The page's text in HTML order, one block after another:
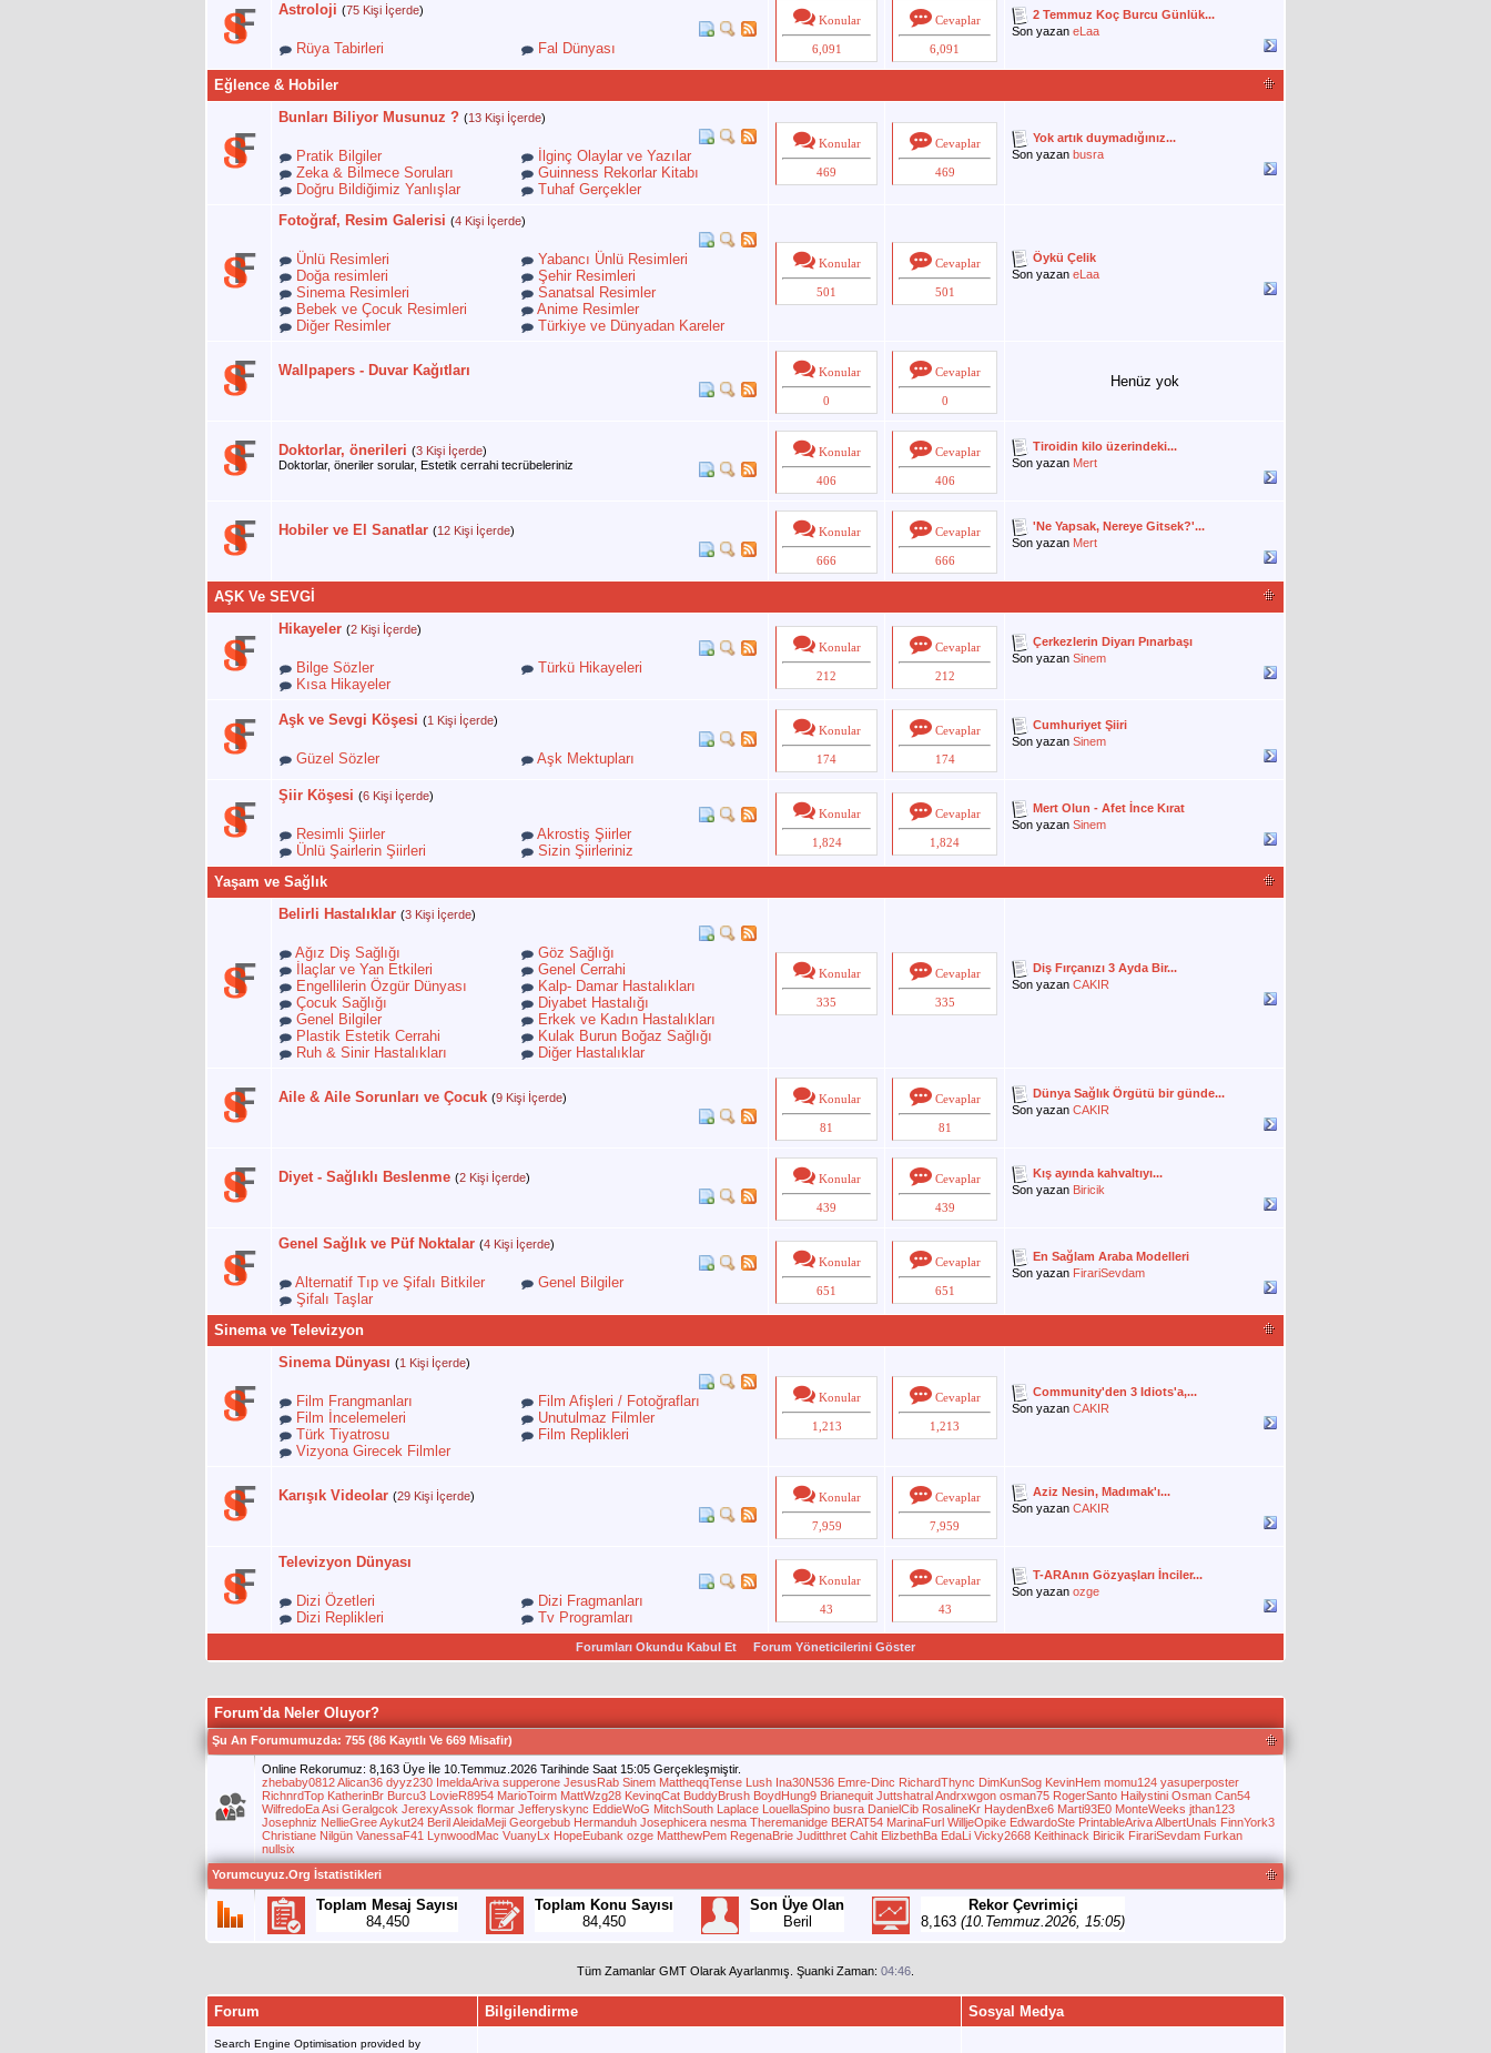
Astroloji (75 Kişi İçerde)
Rüya Tabirleri Fal Dünyası
Konular
6,091
Cevaplar
6,091
2 Temmuz Koç Burcu Günlük...
Son yazan eLaa
Eğlence & Hobiler
Bunları Biliyor Musunuz ? (13 Kişi İçerde)
Pratik Bilgiler
İlginç Olaylar ve Yazılar
Zeka & Bilmece Soruları
Guinness Rekorlar Kitabı
Doğru Bildiğimiz Yanlışlar
Tuhaf Gerçekler
Konular
469
Cevaplar
469
Yok artık duymadığınız...
Son yazan busra
Fotoğraf, Resim Galerisi (4 Kişi İçerde)
Ünlü Resimleri
Yabancı Ünlü Resimleri
Doğa resimleri
Şehir Resimleri
Sinema Resimleri
Sanatsal Resimler
Bebek ve Çocuk Resimleri
Anime Resimler
Diğer Resimler
Türkiye ve Dünyadan Kareler
Konular
501
Cevaplar
501
Öykü Çelik
Son yazan eLaa
Wallpapers - Duvar Kağıtları Konular
0
Cevaplar
0
Henüz yok
Doktorlar, önerileri (3 Kişi İçerde)
Doktorlar, öneriler sorular, Estetik cerrahi tecrübeleriniz
Konular
406
Cevaplar
406
Tiroidin kilo üzerindeki...
Son yazan Mert
Hobiler ve El Sanatlar (12 Kişi İçerde) Konular
666
Cevaplar
666
'Ne Yapsak, Nereye Gitsek?'...
Son yazan Mert
AŞK Ve SEVGİ
Hikayeler (2 Kişi İçerde)
Bilge Sözler
Türkü Hikayeleri
Kısa Hikayeler
Konular
212
Cevaplar
212
Çerkezlerin Diyarı Pınarbaşı
Son yazan Sinem
Aşk ve Sevgi Köşesi (1 Kişi İçerde)
Güzel Sözler Aşk Mektupları
Konular
174
Cevaplar
174
Cumhuriyet Şiiri
Son yazan Sinem
Şiir Köşesi (6 Kişi İçerde)
Resimli Şiirler
Akrostiş Şiirler
Ünlü Şairlerin Şiirleri
Sizin Şiirleriniz
Konular
1,824
Cevaplar
1,824
Mert Olun - Afet İnce Kırat
Son yazan Sinem
Yaşam ve Sağlık
Belirli Hastalıklar (3 Kişi İçerde)
Ağız Diş Sağlığı
Göz Sağlığı
İlaçlar ve Yan Etkileri
Genel Cerrahi
Engellilerin Özgür Dünyası
Kalp- Damar Hastalıkları
Çocuk Sağlığı
Diyabet Hastalığı
Genel Bilgiler
Erkek ve Kadın Hastalıkları
Plastik Estetik Cerrahi
Kulak Burun Boğaz Sağlığı
Ruh & Sinir Hastalıkları
Diğer Hastalıklar
Konular
335
Cevaplar
335
Diş Fırçanızı 3 Ayda Bir...
Son yazan CAKIR
Aile & Aile Sorunları ve Çocuk (9 Kişi İçerde) Konular
81
Cevaplar
81
Dünya Sağlık Örgütü bir günde...
Son yazan CAKIR
Diyet - Sağlıklı Beslenme (2 Kişi İçerde) Konular
439
Cevaplar
439
Kış ayında kahvaltıyı...
Son yazan Biricik
Genel Sağlık ve Püf Noktalar (4 Kişi İçerde)
Alternatif Tıp ve Şifalı Bitkiler
Genel Bilgiler
Şifalı Taşlar
Konular
651
Cevaplar
651
En Sağlam Araba Modelleri
Son yazan FirariSevdam
Sinema ve Televizyon
Sinema Dünyası (1 Kişi İçerde)
Film Frangmanları
Film Afişleri / Fotoğrafları
Film İncelemeleri
Unutulmaz Filmler
Türk Tiyatrosu
Film Replikleri
Vizyona Girecek Filmler
Konular
1,213
Cevaplar
1,213
Community'den 3 Idiots'a,...
Son yazan CAKIR
Karışık Videolar (29 Kişi İçerde) Konular
7,959
Cevaplar
7,959
Aziz Nesin, Madımak'ı...
Son yazan CAKIR
Televizyon Dünyası
Dizi Özetleri
Dizi Fragmanları
Dizi Replikleri
Tv Programları
Konular
43
Cevaplar
43
T-ARAnın Gözyaşları İnciler...
Son yazan ozge
Forumları Okundu Kabul Et Forum Yöneticilerini Göster
Forum'da Neler Oluyor?
Şu An Forumumuzda: 755 (86 Kayıtlı Ve 669 Misafir)
Online Rekorumuz: 8,163 Üye İle 10.Temmuz.2026 Tarihinde Saat 15:05 Gerçekleşmiştir.
zhebaby0812Alican36 dyyz230 ImeldaAriva supperone JesusRab Sinem MattheqqTense Lush Ina30N536 Emre-Dinc RichardThync DimKunSog KevinHem momu124 yasuperposter
RichnrdTop KatherinBr Burcu3 LovieR8954 MarioToirm MattWzg28 KevinqCat BuddyBrush BoydHung9 Brianequit Juttshatral Andrxwgon osman75 RogerSanto Hailystini Osman Can54
WilfredoEaAsi Geralgcok JerexyAssok flormar Jefferyskync EddieWoG MitchSouth Laplace LouellaSpino busra DanielCib RosalineKr HaydenBxe6 Marti93E0 MonteWeeks jthan123
Josephniz NellieGreeAykut24 Beril AleidaMeji Georgebub Hermanduh Josephicera nesma Theremanidge BERAT54 MarinaFurl WilljeOpike EdwardoSte PrintableArivaAlbertUnals FinnYork3
Christiane Nilgün VanessaF41 LynwoodMac VuanyLx HopeEubank ozge MatthewPem RegenaBrie Juditthret Cahit ElizbethBa EdaLi Vicky2668 Keithinack Biricik FirariSevdam Furkan
nullsix
Yorumcuyuz.Org İstatistikleri
Toplam Mesaj Sayısı
84,450
Toplam Konu Sayısı
84,450
Son Üye Olan
Beril
Rekor Çevrimiçi
8,163 (10.Temmuz.2026, 15:05)
Tüm Zamanlar GMT Olarak Ayarlanmış. Şuanki Zaman: 04:46
Forum Bilgilendirme Sosyal Medya
Search Engine Optimisation provided by